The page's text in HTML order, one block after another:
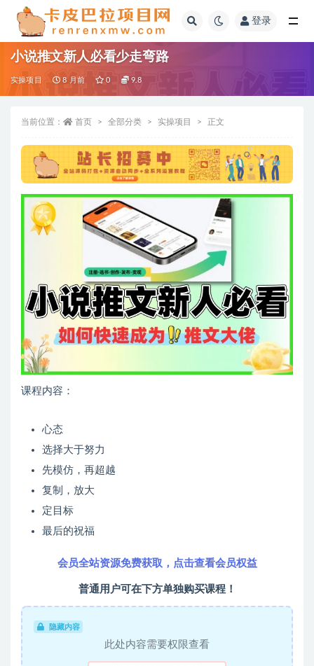
登录
小说推文新人必看少走弯路
实操项目 8 月前 0 9.8
当前位置： 首页 全部分类 实操项目 正文
课程内容：
心态
选择大于努力
先模仿，再超越
复制，放大
定目标
最后的祝福
会员全站资源免费获取，点击查看会员权益
普通用户可在下方单独购买课程！
隐藏内容
此处内容需要权限查看
全部